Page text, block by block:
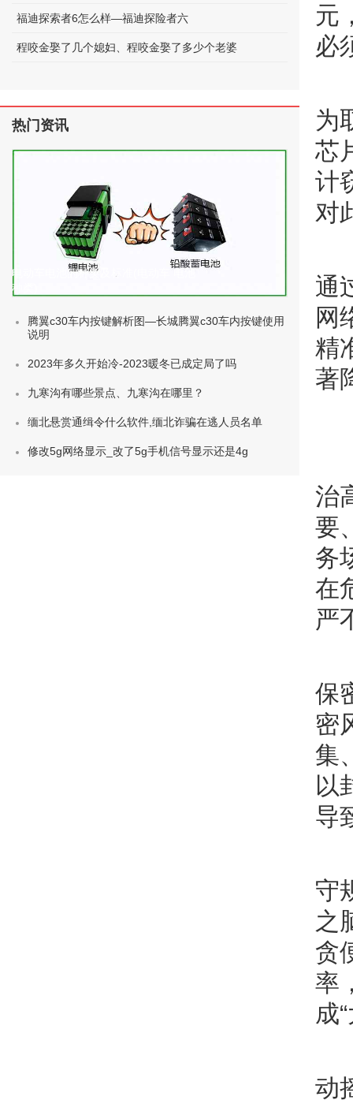
元
必
为
芯
计
对
通
网
精
著
治
要
务
在
严
保
密
集
以
导
守
之
贪
率
成
动
福迪探索者6怎么样—福迪探险者六
程咬金娶了几个媳妇、程咬金娶了多少个老婆
热门资讯
电动车电池的种类及标准(电动车 电池
种类)
腾翼c30车内按键解析图—长城腾翼c30车内按键使用
说明
2023年多久开始冷-2023暖冬已成定局了吗
九寒沟有哪些景点、九寒沟在哪里？
缅北悬赏通缉令什么软件,缅北诈骗在逃人员名单
修改5g网络显示_改了5g手机信号显示还是4g